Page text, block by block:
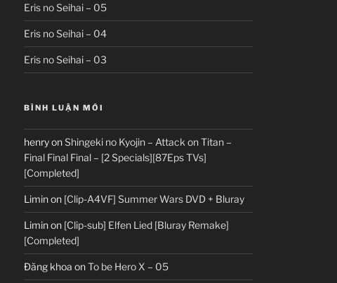
Eris no Seihai – 05
Eris no Seihai – 04
Eris no Seihai – 03
BÌNH LUẬN MỚI
henryonShingeki no Kyojin – Attack on Titan –
Final Final Final – [2 Specials][87Eps TVs]
[Completed]
Liminon [Clip-A4VF] Summer Wars DVD + Bluray
Liminon [Clip-sub] Elfen Lied [Bluray Remake]
[Completed]
Đăng khoa onTo be Hero X – 05